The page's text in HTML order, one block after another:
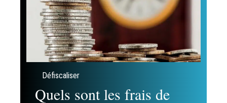
Défiscaliser
Quels sont les frais de